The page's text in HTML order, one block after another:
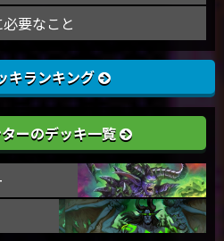
要なこと
キランキング
ーのデッキ一覧